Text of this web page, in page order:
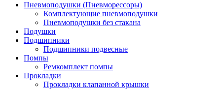
Пневмоподушки (Пневморессоры)
Комплектующие пневмоподушки
Пневмоподушки без стакана
Подушки
Подшипники
Подшипники подвесные
Помпы
Ремкомплект помпы
Прокладки
Прокладки клапанной крышки